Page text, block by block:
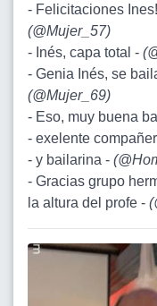
- Felicitaciones
(@Mujer_57)
- Inés, capa total - (
- Genia Inés, se
(@Mujer_69)
- Eso, muy buena
- exelente
- y bailarina - (
- Gracias grupo
la altura del profe - (